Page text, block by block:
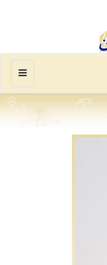
منو